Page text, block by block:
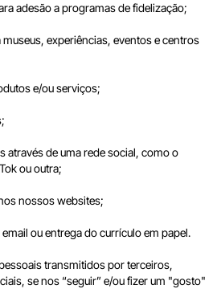
adesão a programas de fidelização;
experiências, eventos e centros
e/ou serviços;
através de uma rede social, como o
ou outra;
nossos websites;
ou entrega do currículo em papel.
transmitidos por terceiros,
se nos “seguir” e/ou fizer um "gosto"